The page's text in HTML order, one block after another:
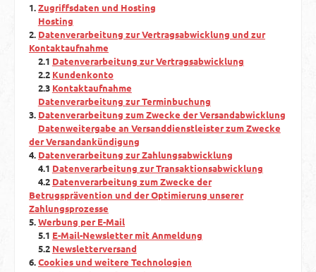
1.Zugriffsdaten und Hosting
Hosting
2. Datenverarbeitung zur Vertragsabwicklung und zur
Kontaktaufnahme
2.1 Datenverarbeitung zur Vertragsabwicklung
2.2 Kundenkonto
2.3 Kontaktaufnahme
Datenverarbeitung zur Terminbuchung
3. Datenverarbeitung zum Zwecke der Versandabwicklung
Datenweitergabe an Versanddienstleister zum Zwecke
der Versandankündigung
4. Datenverarbeitung zur Zahlungsabwicklung
4.1 Datenverarbeitung zur Transaktionsabwicklung
4.2 Datenverarbeitung zum Zwecke der
Betrugsprävention und der Optimierung unserer
Zahlungsprozesse
5.Werbung per E-Mail
5.1 E-Mail-Newsletter mit Anmeldung
5.2 Newsletterversand
6.Cookies und weitere Technologien